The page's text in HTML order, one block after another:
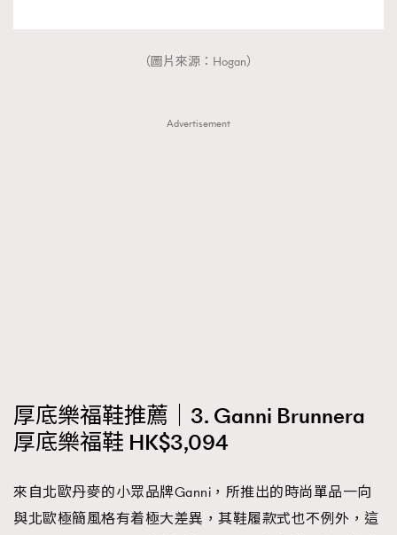
（圖片來源：Hogan）
Advertisement
厚底樂福鞋推薦｜3. Ganni Brunnera
厚底樂福鞋 HK$3,094
來自北歐丹麥的小眾品牌Ganni，所推出的時尚單品一向
與北歐極簡風格有着極大差異，其鞋履款式也不例外，這